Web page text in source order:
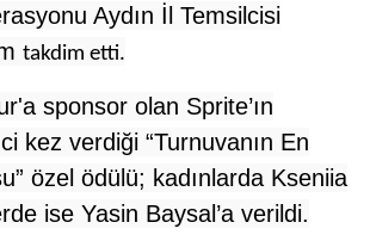
Aydın İl Temsilcisi
takdim etti.
sponsor olan Sprite’ın
kez verdiği “Turnuvanın En
özel ödülü; kadınlarda Kseniia
ise Yasin Baysal’a verildi.